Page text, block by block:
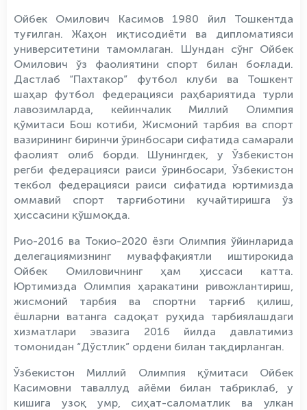
Ойбек Омилович Касимов 1980 йил Тошкентда
туғилган. Жаҳон иқтисодиёти ва дипломатияси
университетини тамомлаган. Шундан сўнг Ойбек
Омилович ўз фаолиятини спорт билан боғлади.
Дастлаб “Пахтакор” футбол клуби ва Тошкент
шаҳар футбол федерацияси раҳбариятида турли
лавозимларда, кейинчалик Миллий Олимпия
қўмитаси Бош котиби, Жисмоний тарбия ва спорт
вазирининг биринчи ўринбосари сифатида самарали
фаолият олиб борди. Шунингдек, у Ўзбекистон
регби федерацияси раиси ўринбосари, Ўзбекистон
текбол федерацияси раиси сифатида юртимизда
оммавий спорт тарғиботини кучайтиришга ўз
ҳиссасини қўшмоқда.
Рио-2016 ва Токио-2020 ёзги Олимпия ўйинларида
делегациямизнинг муваффақиятли иштирокида
Ойбек Омиловичнинг ҳам ҳиссаси катта.
Юртимизда Олимпия ҳаракатини ривожлантириш,
жисмоний тарбия ва спортни тарғиб қилиш,
ёшларни ватанга садоқат руҳида тарбиялашдаги
хизматлари эвазига 2016 йилда давлатимиз
томонидан “Дўстлик” ордени билан тақдирланган.
Ўзбекистон Миллий Олимпия қўмитаси Ойбек
Касимовни таваллуд айёми билан табриклаб, у
кишига узоқ умр, сиҳат-саломатлик ва улкан